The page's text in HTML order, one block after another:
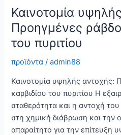
υψηλής
αντοχής
για
βιομηχανικές
Καινοτομία
Προηγμένες
του πυριτίου
προϊόντα /admin88
Καινοτομία υψηλής αντοχής:
καρβιδίου του πυριτίου Η
σταθερότητα και η αντοχή του
στη χημική διάβρωση και την
απαραίτητο για την επίτευξη